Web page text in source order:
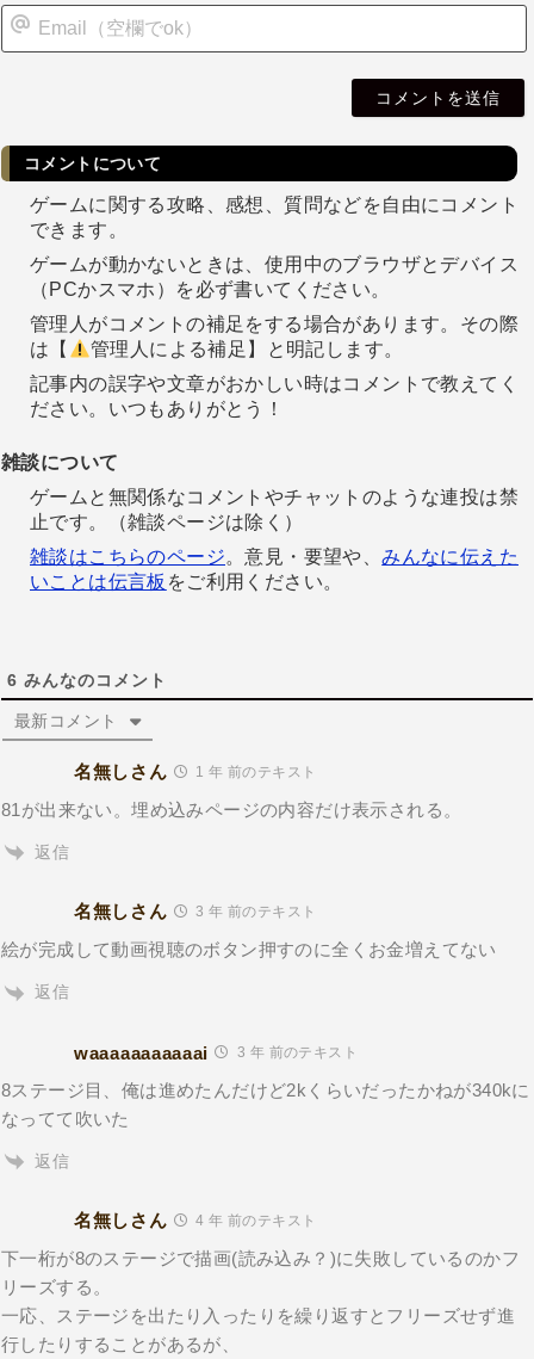
コメントについて
ゲームに関する攻略、感想、質問などを自由にコメント
できます。
ゲームが動かないときは、使用中のブラウザとデバイス
（PCかスマホ）を必ず書いてください。
管理人がコメントの補足をする場合があります。その際
は【
管理人による補足】と明記します。
記事内の誤字や文章がおかしい時はコメントで教えてく
ださい。いつもありがとう！
雑談について
ゲームと無関係なコメントやチャットのような連投は禁
止です。（雑談ページは除く）
雑談はこちらのページ。意見・要望や、みんなに伝えた
いことは伝言板 をご利用ください。
6 みんなのコメント
最新コメント
名無しさん 1 年 前のテキスト
81が出来ない。埋め込みページの内容だけ表示される。
返信
名無しさん 3 年 前のテキスト
絵が完成して動画視聴のボタン押すのに全くお金増えてない
返信
waaaaaaaaaaai 3 年 前のテキスト
8ステージ目、俺は進めたんだけど2kくらいだったかねが340kに
なってて吹いた
返信
名無しさん 4 年 前のテキスト
下一桁が8のステージで描画(読み込み？)に失敗しているのかフ
リーズする。
一応、ステージを出たり入ったりを繰り返すとフリーズせず進
行したりすることがあるが、